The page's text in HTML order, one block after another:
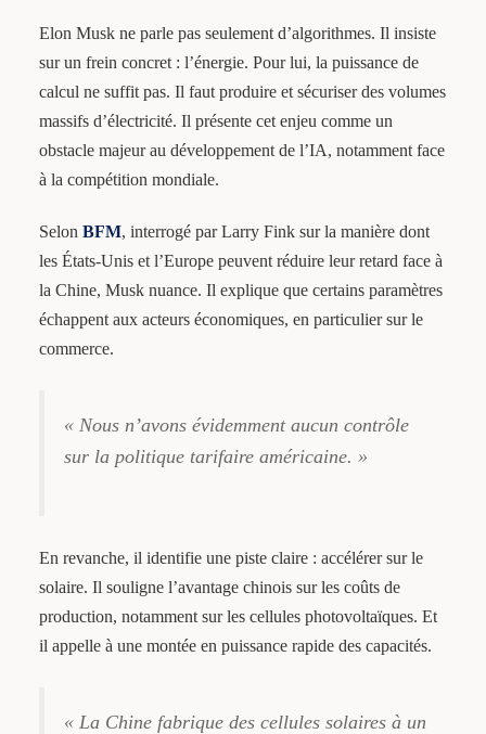
Elon Musk ne parle pas seulement d’algorithmes. Il insiste
sur un frein concret : l’énergie. Pour lui, la puissance de
calcul ne suffit pas. Il faut produire et sécuriser des volumes
massifs d’électricité. Il présente cet enjeu comme un
obstacle majeur au développement de l’IA, notamment face
à la compétition mondiale.
Selon BFM, interrogé par Larry Fink sur la manière dont
les États-Unis et l’Europe peuvent réduire leur retard face à
la Chine, Musk nuance. Il explique que certains paramètres
échappent aux acteurs économiques, en particulier sur le
commerce.
« Nous n’avons évidemment aucun contrôle
sur la politique tarifaire américaine. »
En revanche, il identifie une piste claire : accélérer sur le
solaire. Il souligne l’avantage chinois sur les coûts de
production, notamment sur les cellules photovoltaïques. Et
il appelle à une montée en puissance rapide des capacités.
« La Chine fabrique des cellules solaires à un